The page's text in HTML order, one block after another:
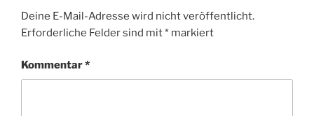
Deine E-Mail-Adresse wird nicht veröffentlicht.
Erforderliche Felder sind mit* markiert
Kommentar*